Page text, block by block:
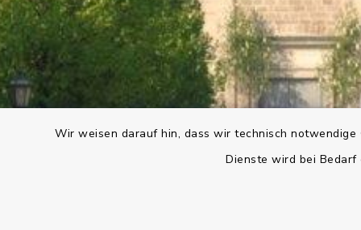
Wir weisen darauf hin, dass wir technisch
Dienste wird bei